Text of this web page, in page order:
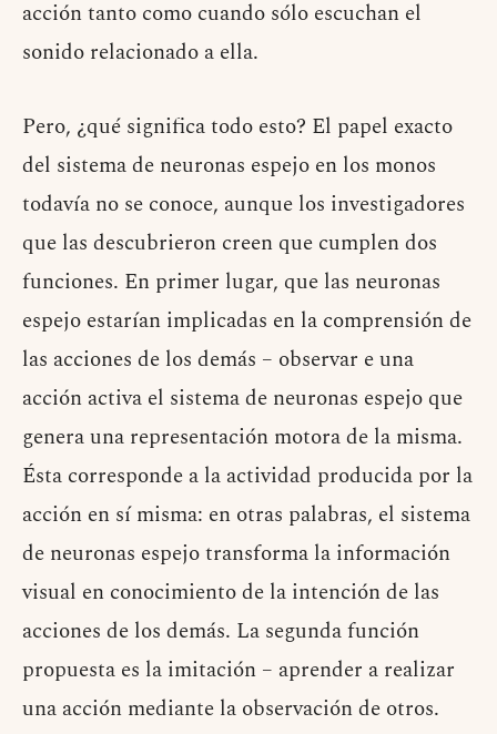
acción tanto como cuando sólo escuchan el
sonido relacionado a ella.
Pero, ¿qué significa todo esto? El papel exacto
del sistema de neuronas espejo en los monos
todavía no se conoce, aunque los investigadores
que las descubrieron creen que cumplen dos
funciones. En primer lugar, que las neuronas
espejo estarían implicadas en la comprensión de
las acciones de los demás – observar e una
acción activa el sistema de neuronas espejo que
genera una representación motora de la misma.
Ésta corresponde a la actividad producida por la
acción en sí misma: en otras palabras, el sistema
de neuronas espejo transforma la información
visual en conocimiento de la intención de las
acciones de los demás. La segunda función
propuesta es la imitación – aprender a realizar
una acción mediante la observación de otros.